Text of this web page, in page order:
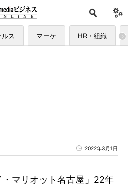
ス マーケ HR・組織
2022年3月1日
・マリオット名古屋」22年